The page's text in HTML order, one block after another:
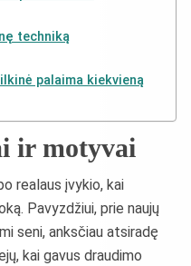
techniką
palaima kiekvieną
ir motyvai
realaus įvykio, kai
Pavyzdžiui, prie naujų
seni, anksčiau atsiradę
kai gavus draudimo